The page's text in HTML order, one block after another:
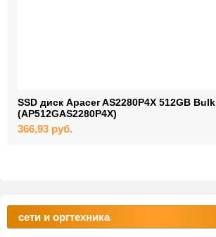
SSD диск Apacer AS2280P4X 512GB Bulk
(AP512GAS2280P4X)
366,93 руб.
сети и оргтехника